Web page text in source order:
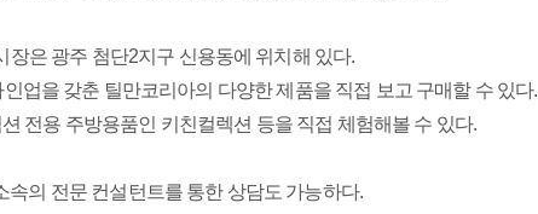
장은 광주 첨단2지구 신용동에 위치해 있다.
업을 갖춘 틸만코리아의 다양한 제품을 직접 보고 구매할 수 있다.
전용 주방용품인 키친컬렉션 등을 직접 체험해볼 수 있다.
속의 전문 컨설턴트를 통한 상담도 가능하다.